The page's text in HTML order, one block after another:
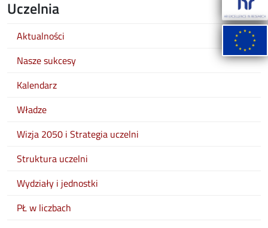
Uczelnia
Aktualności
Nasze sukcesy
Kalendarz
Władze
Wizja 2050 i Strategia uczelni
Struktura uczelni
Wydziały i jednostki
PŁ w liczbach